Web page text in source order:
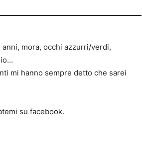
mora, occhi azzurri/verdi,
io…
mi hanno sempre detto che sarei
su facebook.